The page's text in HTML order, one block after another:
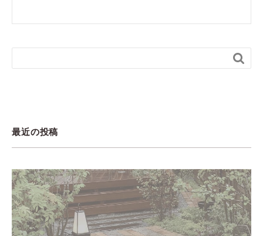

最近の投稿